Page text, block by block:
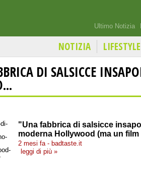
Ultimo Notizia
NOTIZIA LIFESTYLE
DI SALSICCE
"Una fabbrica di salsicce
moderna Hollywood (ma un
2 mesi fa - badtaste.it
leggi di più »